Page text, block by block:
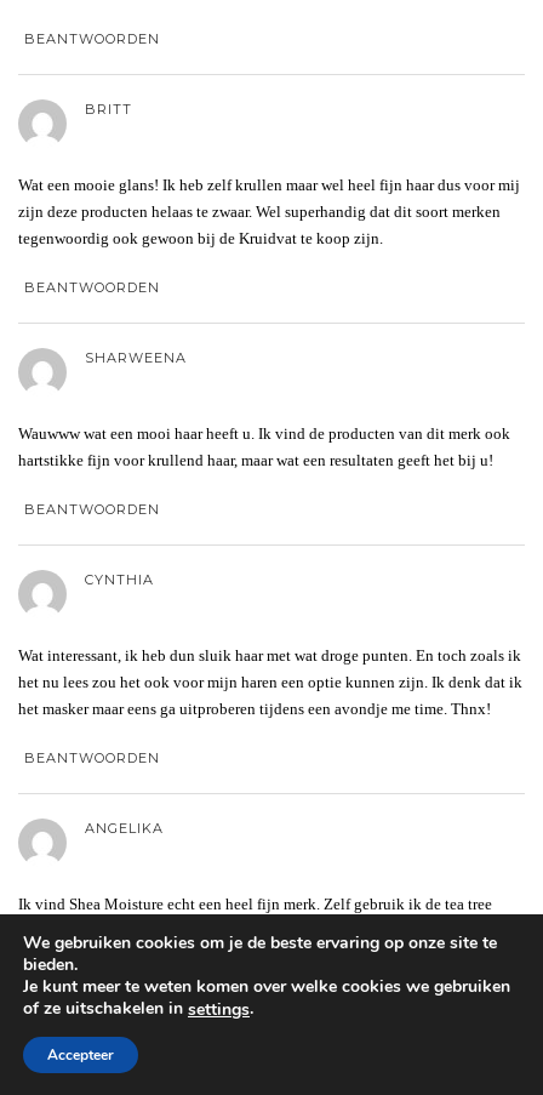
BEANTWOORDEN
BRITT
Wat een mooie glans! Ik heb zelf krullen maar wel heel fijn haar dus voor mij
zijn deze producten helaas te zwaar. Wel superhandig dat dit soort merken
tegenwoordig ook gewoon bij de Kruidvat te koop zijn.
BEANTWOORDEN
SHARWEENA
Wauwww wat een mooi haar heeft u. Ik vind de producten van dit merk ook
hartstikke fijn voor krullend haar, maar wat een resultaten geeft het bij u!
BEANTWOORDEN
CYNTHIA
Wat interessant, ik heb dun sluik haar met wat droge punten. En toch zoals ik
het nu lees zou het ook voor mijn haren een optie kunnen zijn. Ik denk dat ik
het masker maar eens ga uitproberen tijdens een avondje me time. Thnx!
BEANTWOORDEN
ANGELIKA
Ik vind Shea Moisture echt een heel fijn merk. Zelf gebruik ik de tea tree
BEANTWOORDEN
LAURA
We gebruiken cookies om je de beste ervaring op onze site te
bieden.
Je kunt meer te weten komen over welke cookies we gebruiken
of ze uitschakelen in settings.
Accepteer